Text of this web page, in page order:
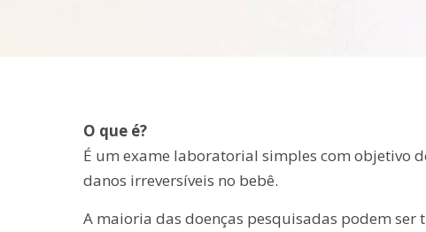
O que é?
É um exame laboratorial simples com objetivo
danos irreversíveis no bebê.
A maioria das doenças pesquisadas podem